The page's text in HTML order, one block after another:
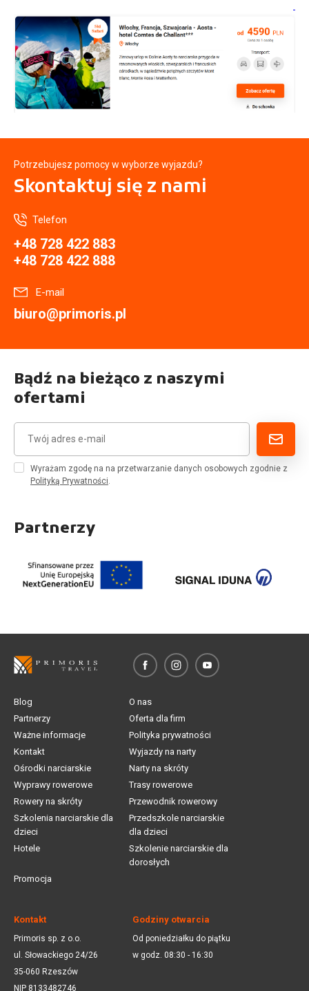
Potrzebujesz pomocy w wyborze wyjazdu?
Skontaktuj się z nami
Telefon
+48 728 422 883
+48 728 422 888
E-mail
biuro@primoris.pl
Bądź na bieżąco z naszymi
ofertami
Wyrażam zgodę na na przetwarzanie danych osobowych zgodnie z
Polityką Prywatności.
Partnerzy
Blog
O nas
Partnerzy
Oferta dla firm
Ważne informacje
Polityka prywatności
Kontakt
Wyjazdy na narty
Ośrodki narciarskie
Narty na skróty
Wyprawy rowerowe
Trasy rowerowe
Rowery na skróty
Przewodnik rowerowy
Szkolenia narciarskie dla
dzieci
Przedszkole narciarskie
dla dzieci
Hotele
Szkolenie narciarskie dla
dorosłych
Promocja
Kontakt
Primoris sp. z o.o.
ul. Słowackiego 24/26
35-060 Rzeszów
NIP 8133482746
Godziny otwarcia
Od poniedziałku do piątku
w godz. 08:30 - 16:30